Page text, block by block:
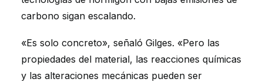
carbono sigan escalando.
«Es solo concreto», señaló Gilges. «Pero las
propiedades del material, las reacciones químicas
y las alteraciones mecánicas pueden ser